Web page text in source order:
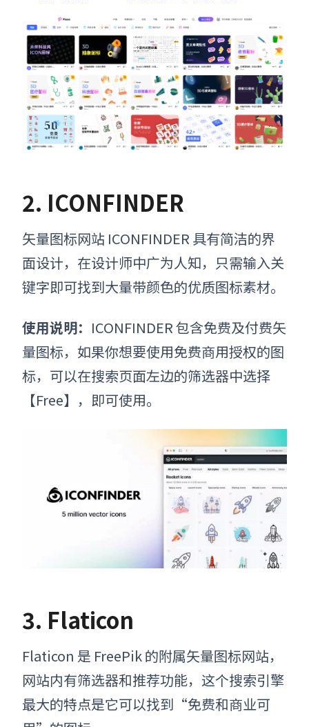
2. ICONFINDER
矢量图标网站 ICONFINDER 具有简洁的界
面设计，在设计师中广为人知，只需输入关
键字即可找到大量带颜色的优质图标素材。
使用说明： ICONFINDER 包含免费及付费矢
量图标，如果你想要使用免费商用授权的图
标，可以在搜索页面左边的筛选器中选择
【Free】，即可使用。
3. Flaticon
Flaticon 是 FreePik 的附属矢量图标网站，
网站内有筛选器和推荐功能， 这个搜索引擎
最大的特点是它可以找到“免费和商业可